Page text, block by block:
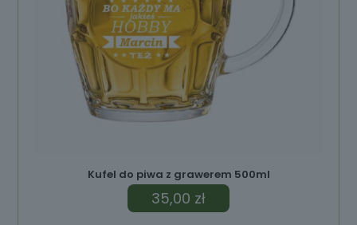
Kufel do piwa z grawerem 500ml
35,00 zł